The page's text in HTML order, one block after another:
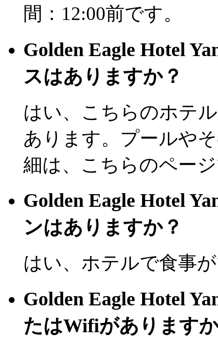
間：12:00前です。
Golden Eagle Hotel
スはありますか？
はい、こちらのホテ
あります。プールや
細は、こちらのペー
Golden Eagle Hotel
ンはありますか？
はい、ホテルで食事
Golden Eagle Hotel
たはWifiがあります